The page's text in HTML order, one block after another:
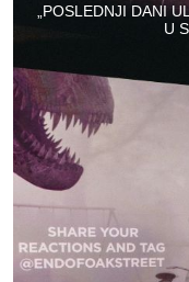
„POSLEDNJI DANI
U